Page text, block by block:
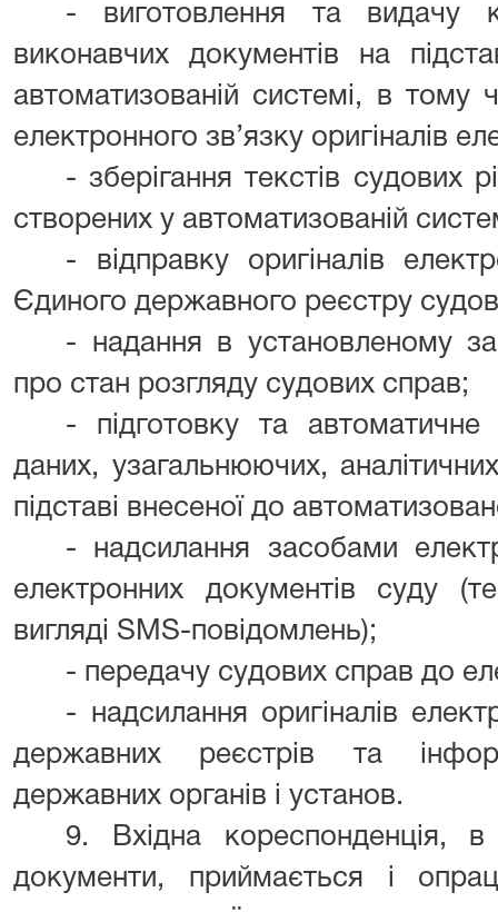
- виготовлення та видачу
виконавчих документів на
автоматизованій системі, в тому
електронного зв’язку оригіналів
- зберігання текстів судових
створених у автоматизованій
- відправку оригіналів
Єдиного державного реєстру
- надання в установленому
про стан розгляду судових справ;
- підготовку та
даних, узагальнюючих,
підставі внесеної до
- надсилання засобами
електронних документів суду
вигляді SMS-повідомлень);
- передачу судових справ до
- надсилання оригіналів
державних реєстрів та
державних органів і установ.
9. Вхідна кореспонденція, в
документи, приймається і